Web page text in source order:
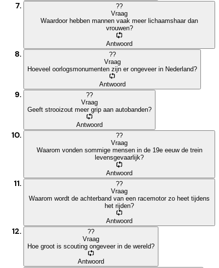
??
Vraag
Waardoor hebben mannen vaak meer lichaamshaar dan
vrouwen?
Antwoord
??
Vraag
Hoeveel oorlogsmonumenten zijn er ongeveer in Nederland?
Antwoord
??
Vraag
Geeft strooizout meer grip aan autobanden?
Antwoord
??
Vraag
Waarom vonden sommige mensen in de 19e eeuw de trein
levensgevaarlijk?
Antwoord
??
Vraag
Waarom wordt de achterband van een racemotor zo heet tijdens
het rijden?
Antwoord
??
Vraag
Hoe groot is scouting ongeveer in de wereld?
Antwoord